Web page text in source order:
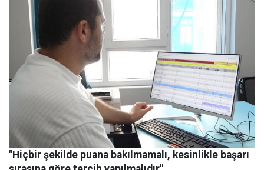
"Hiçbir şekilde puana bakılmamalı, kesinlikle başarı